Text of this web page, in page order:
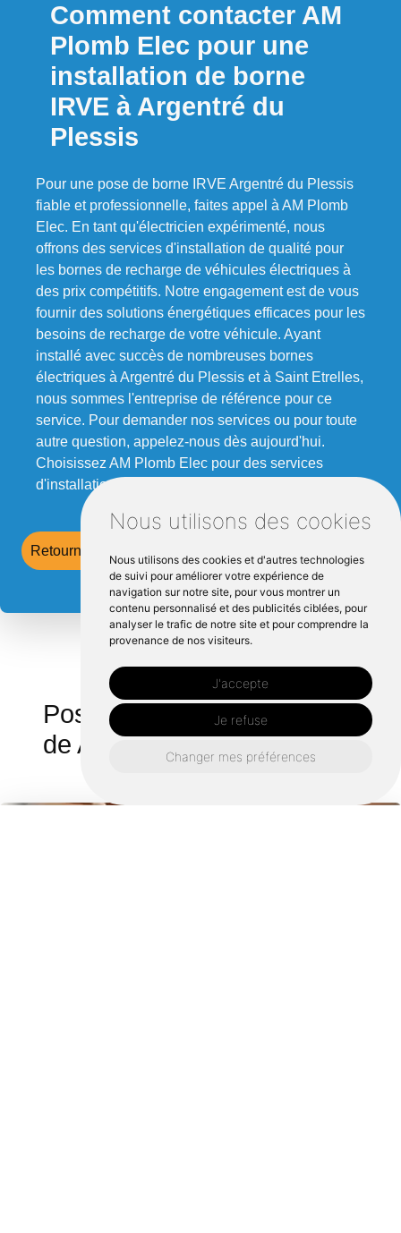
Nous utilisons des cookies
Nous utilisons des cookies et d'autres technologies
de suivi pour améliorer votre expérience de
navigation sur notre site, pour vous montrer un
contenu personnalisé et des publicités ciblées, pour
analyser le trafic de notre site et pour comprendre la
provenance de nos visiteurs.
J'accepte
Je refuse
Changer mes préférences
Comment contacter AM
Plomb Elec pour une
installation de borne
IRVE à Argentré du
Plessis
Pour une pose de borne IRVE Argentré du Plessis
fiable et professionnelle, faites appel à AM Plomb
Elec. En tant qu'électricien expérimenté, nous
offrons des services d'installation de qualité pour
les bornes de recharge de véhicules électriques à
des prix compétitifs. Notre engagement est de vous
fournir des solutions énergétiques efficaces pour les
besoins de recharge de votre véhicule. Ayant
installé avec succès de nombreuses bornes
électriques à Argentré du Plessis et à Saint Etrelles,
nous sommes l'entreprise de référence pour ce
service. Pour demander nos services ou pour toute
autre question, appelez-nous dès aujourd'hui.
Choisissez AM Plomb Elec pour des services
d'installation d'IRVE de qualité et performants.
Retourner vers amplombelec.fr
Pose de borne irve autour
de Argentré du plessis :